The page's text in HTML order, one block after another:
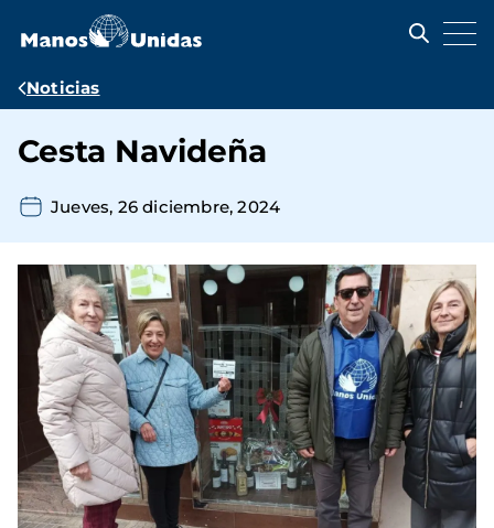
contenido
Ruta
navegación
Noticias
Cesta Navideña
Jueves, 26 diciembre, 2024